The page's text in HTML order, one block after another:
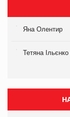
Яна Олентир
Тетяна Ільєнко